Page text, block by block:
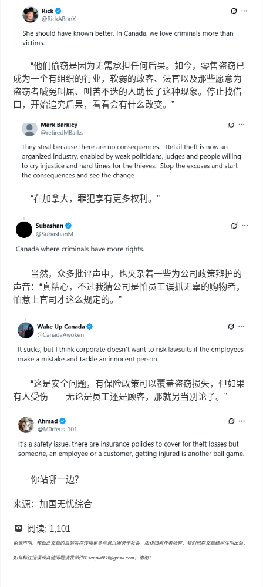
“他们偷窃是因为无需承担任何后果。如今，零售盗窃已
成为一个有组织的行业，软弱的政客、法官以及那些愿意为
盗窃者喊冤叫屈、叫苦不迭的人助长了这种现象。停止找借
口，开始追究后果，看看会有什么改变。”
“在加拿大，罪犯享有更多权利。”
当然，众多批评声中，也夹杂着一些为公司政策辩护的
声音：“真糟心，不过我猜公司是怕员工误抓无辜的购物者，
怕惹上官司才这么规定的。”
“这是安全问题，有保险政策可以覆盖盗窃损失，但如果
有人受伤——无论是员工还是顾客，那就另当别论了。”
你站哪一边？
来源：加国无忧综合
阅读: 1,101
免责声明：转载此文章的目的旨在传播更多信息以服务于社会，版权归原作者所有，我们已在文章结尾注明出处，
如有标注错误或其他问题请发邮件01simple888@gmail.com，谢谢！